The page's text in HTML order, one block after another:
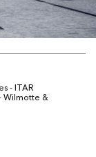
- ITAR
Wilmotte &